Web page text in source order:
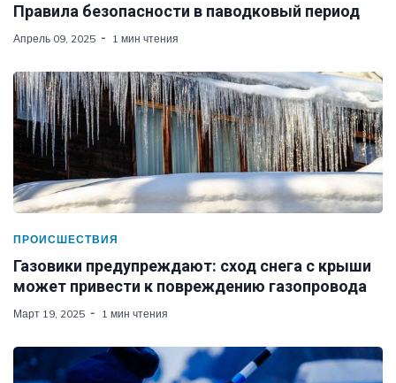
Правила безопасности в паводковый период
Апрель 09, 2025 1 мин чтения
ПРОИСШЕСТВИЯ
Газовики предупреждают: сход снега с крыши
может привести к повреждению газопровода
Март 19, 2025 1 мин чтения